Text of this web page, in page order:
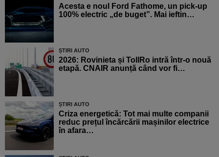
Acesta e noul Ford Fathome, un pick-up
100% electric „de buget”. Mai ieftin…
ȘTIRI AUTO
2026: Rovinieta și TollRo intră într-o nouă
etapă. CNAIR anunță când vor fi…
ȘTIRI AUTO
Criza energetică: Tot mai multe companii
reduc prețul încărcării mașinilor electrice
în afara…